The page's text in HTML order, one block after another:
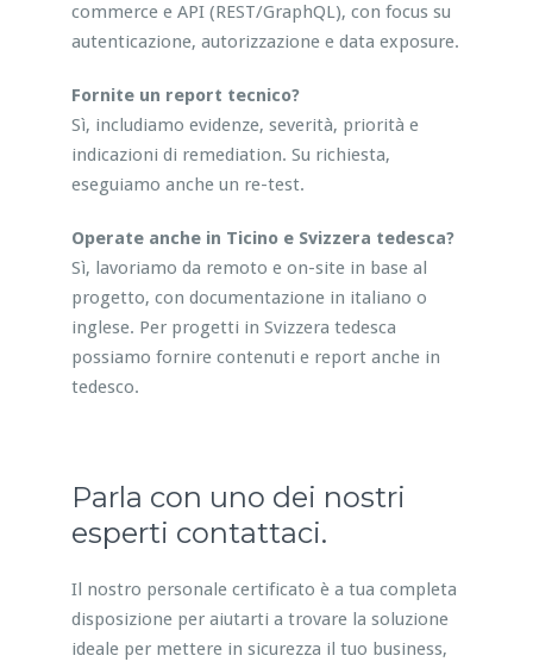
commerce e API (REST/GraphQL), con focus su
autenticazione, autorizzazione e data exposure.
Fornite un report tecnico?
Sì, includiamo evidenze, severità, priorità e
indicazioni di remediation. Su richiesta,
eseguiamo anche un re-test.
Operate anche in Ticino e Svizzera tedesca?
Sì, lavoriamo da remoto e on-site in base al
progetto, con documentazione in italiano o
inglese. Per progetti in Svizzera tedesca
possiamo fornire contenuti e report anche in
tedesco.
Parla con uno dei nostri
esperti contattaci.
Il nostro personale certificato è a tua completa
disposizione per aiutarti a trovare la soluzione
ideale per mettere in sicurezza il tuo business,